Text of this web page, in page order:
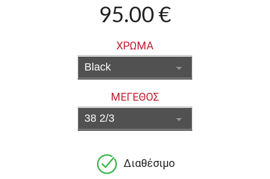
95.00 €
ΧΡΩΜΑ
ΜΕΓΕΘΟΣ
Διαθέσιμο